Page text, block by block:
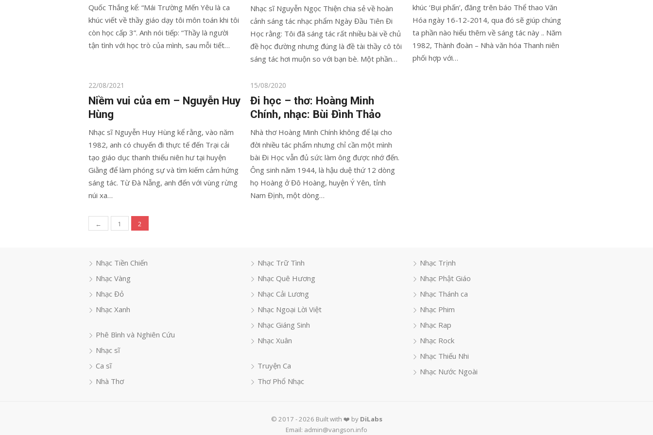
Quốc Thắng kể: “Mái Trường Mến Yêu là ca
khúc viết về thầy giáo dạy tôi môn toán khi tôi
còn học cấp 3”. Anh nói tiếp: “Thầy là người
tận tình với học trò của mình, sau mỗi tiết…
Nhạc sĩ Nguyễn Ngọc Thiện chia sẻ về hoàn
cảnh sáng tác nhạc phẩm Ngày Đầu Tiên Đi
Học rằng: Tôi đã sáng tác rất nhiều bài về chủ
đề học đường nhưng đúng là đề tài thầy cô tôi
sáng tác hơi muộn so với bạn bè. Một phần…
khúc ‘Bụi phấn’, đăng trên báo Thể thao Văn
Hóa ngày 16-12-2014, qua đó sẽ giúp chúng
ta phần nào hiểu thêm về sáng tác này .. Năm
1982, Thành đoàn – Nhà văn hóa Thanh niên
phối hợp với…
Posted
on
22/08/2021
Niềm vui của em – Nguyễn Huy
Hùng
Nhạc sĩ Nguyễn Huy Hùng kể rằng, vào năm
1982, anh có chuyến đi thực tế đến Trại cải
tạo giáo dục thanh thiếu niên hư tại huyện
Giằng để làm phóng sự và tìm kiếm cảm hứng
sáng tác. Từ Đà Nẵng, anh đến với vùng rừng
núi xa…
Posted
on
15/08/2020
Đi học – thơ: Hoàng Minh
Chính, nhạc: Bùi Đình Thảo
Nhà thơ Hoàng Minh Chính không để lại cho
đời nhiều tác phẩm nhưng chỉ cần một mình
bài Đi Học vẫn đủ sức làm ông được nhớ đến.
Ông sinh năm 1944, là hậu duệ thứ 12 dòng
họ Hoàng ở Đô Hoàng, huyện Ý Yên, tỉnh
Nam Định, một dòng…
Phân
viết
← 1 2
Nhạc Tiền Chiến
Nhạc Vàng
Nhạc Đỏ
Nhạc Xanh
Phê Bình và Nghiên Cứu
Nhạc sĩ
Ca sĩ
Nhà Thơ
Nhạc Trữ Tình
Nhạc Quê Hương
Nhạc Cải Lương
Nhạc Ngoại Lời Việt
Nhạc Giáng Sinh
Nhạc Xuân
Truyện Ca
Thơ Phổ Nhạc
Nhạc Trịnh
Nhạc Phật Giáo
Nhạc Thánh ca
Nhạc Phim
Nhạc Rap
Nhạc Rock
Nhạc Thiếu Nhi
Nhạc Nước Ngoài
© 2017 - 2026 Built with ❤️ by DiLabs
Email: admin@vangson.info